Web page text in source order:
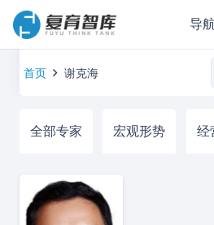
导
首页 谢克海
全部专家 宏观形势 经